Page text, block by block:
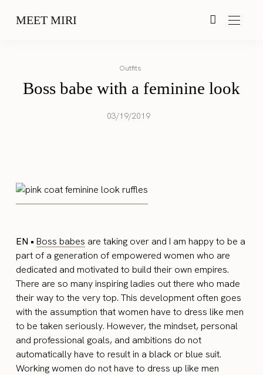
MEET MIRI
Outfits
Boss babe with a feminine look
03/19/2019
EN •Boss babes are taking over and I am happy to be a
part of a generation of empowered women who are
dedicated and motivated to build their own empires.
There are so many inspiring ladies out there who made
their way to the very top. This development often goes
with the assumption that women have to dress like men
to be taken seriously. However, the mindset, personal
and professional goals, and ambitions do not
automatically have to result in a black or blue suit.
Working women do not have to dress up like men